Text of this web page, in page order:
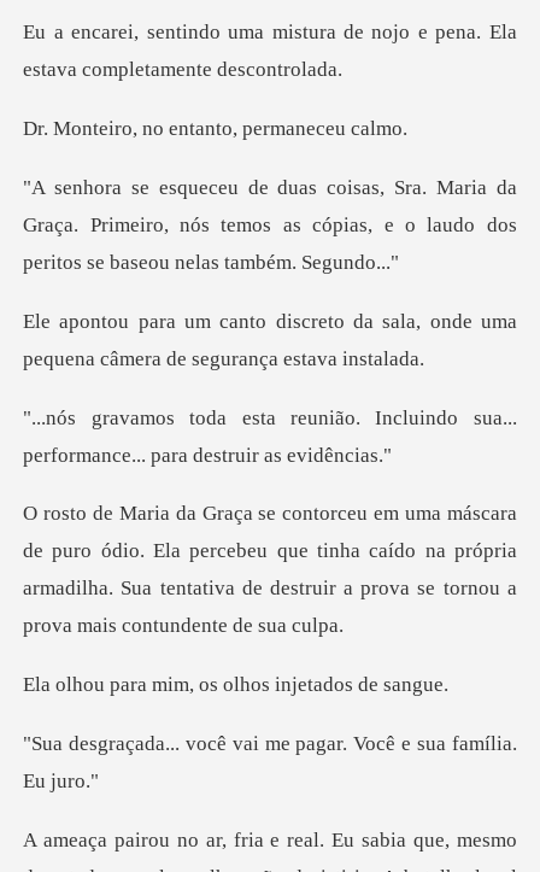
tura de nojo e pena. Ela
estav
no entanto, pe
da
Graça. Primeiro, nós temos as cópias, e o lau
to da sala, onde uma
pequena câm
ão. Incluindo sua...
performance
Ela percebeu que tinha caído na própria
armadilha. Sua tentativa d
im, os olhos inj
ê vai me pagar. Você e